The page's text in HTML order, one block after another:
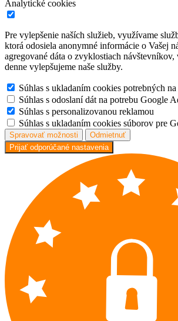
Analytické cookies
Pre vylepšenie naších služieb, využívame
ktorá odosiela anonymné informácie o Vašej
agregované dáta o zvyklostiach
denne vylepšujeme naše služby.
Súhlas s ukladaním cookies potrebných
Súhlas s odoslaní dát na potrebu Google
Súhlas s personalizovanou reklamou
Súhlas s ukladaním cookies súborov pre
Spravovať možnosti
Odmietnuť
Prijať odporúčané nastavenia